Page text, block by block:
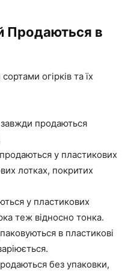
Продаються в
огірків та їх
продаються
у пластикових
лотках, покритих
у пластикових
теж відносно тонка.
в пластикові
без упаковки,